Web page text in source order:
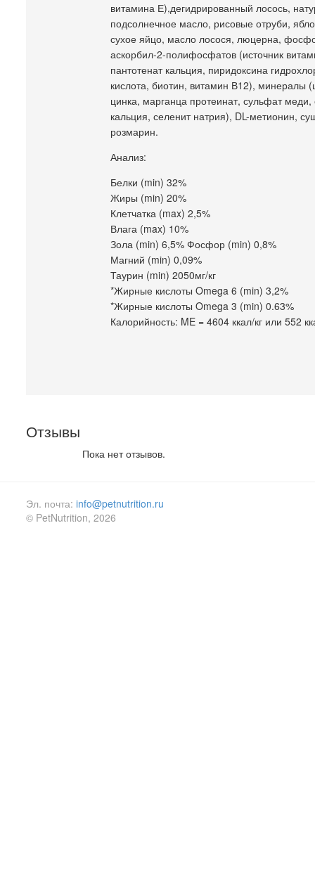
витамина Е),дегидрированный лосось,
подсолнечное масло, рисовые отруби,
сухое яйцо, масло лосося, люцерна,
аскорбил-2-полифосфатов (источник
пантотенат кальция, пиридоксина
кислота, биотин, витамин В12), минералы
цинка, марганца протеинат, сульфат
кальция, селенит натрия), DL-метионин,
розмарин.
Анализ:
Белки (min) 32%
Жиры (min) 20%
Клетчатка (max) 2,5%
Влага (max) 10%
Зола (min) 6,5% Фосфор (min) 0,8%
Магний (min) 0,09%
Таурин (min) 2050мг/кг
*Жирные кислоты Omega 6 (min) 3,2%
*Жирные кислоты Omega 3 (min) 0.63%
Калорийность: ME = 4604 ккал/кг или 552
Отзывы
Пока нет отзывов.
Эл. почта: info@petnutrition.ru
© PetNutrition, 2026